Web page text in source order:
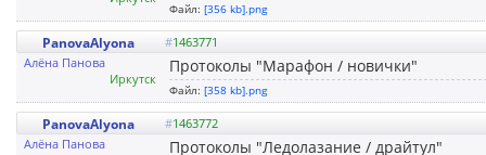
Файл: [356 kb].png
PanovaAlyona #1463771
Алёна Панова
Иркутск
Протоколы "Марафон / новички"
Файл: [358 kb].png
PanovaAlyona #1463772
Алёна Панова
Протоколы "Ледолазание / драйтул"